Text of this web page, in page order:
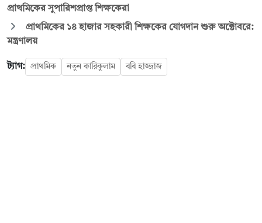
প্রাথমিকের সুপারিশপ্রাপ্ত শিক্ষকেরা
প্রাথমিকের ১৪ হাজার সহকারী শিক্ষকের যোগদান শুরু অক্টোবরে:
মন্ত্রণালয়
ট্যাগ: প্রাথমিক নতুন কারিকুলাম ববি হাজ্জাজ